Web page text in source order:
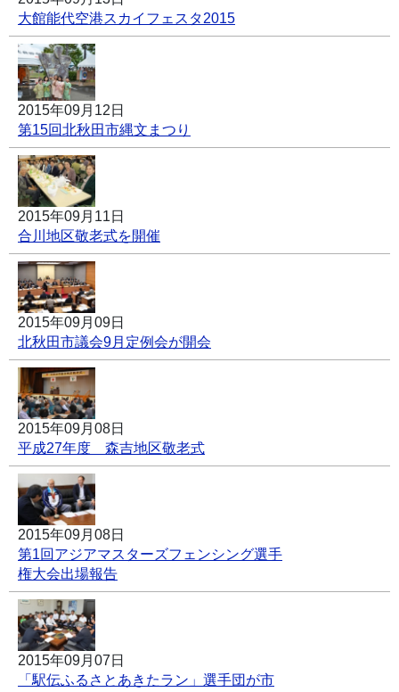
大館能代空港スカイフェスタ2015
2015年09月12日
第15回北秋田市縄文まつり
2015年09月11日
合川地区敬老式を開催
2015年09月09日
北秋田市議会9月定例会が開会
2015年09月08日
平成27年度 森吉地区敬老式
2015年09月08日
第1回アジアマスターズフェンシング選手
権大会出場報告
2015年09月07日
「駅伝ふるさとあきたラン」選手団が市